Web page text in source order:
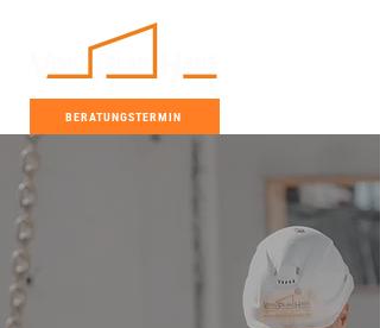
BERATUNGSTERMIN